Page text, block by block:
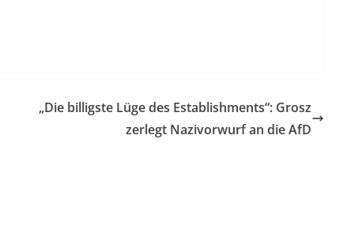
„Die billigste Lüge des Establishments“: Grosz
zerlegt Nazivorwurf an die AfD